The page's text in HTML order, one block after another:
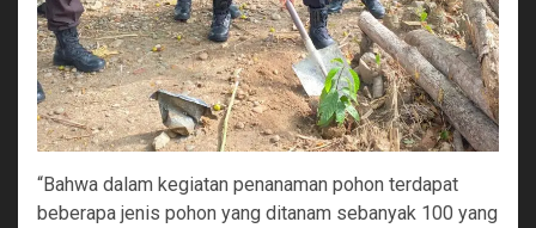
“Bahwa dalam kegiatan penanaman pohon terdapat
beberapa jenis pohon yang ditanam sebanyak 100 yang